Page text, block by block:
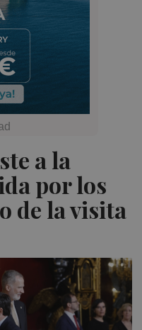
a la
por los
de la visita